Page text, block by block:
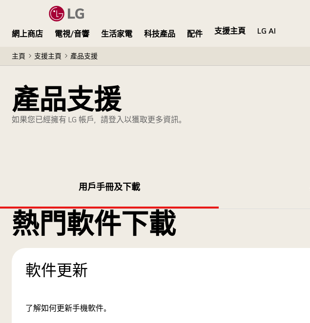
網上商店 電視/音響 生活家電 科技產品 配件 支援主頁
LG AI
主頁 支援主頁 產品支援
產品支援
如果您已經擁有 LG 帳戶，請登入以獲取更多資訊。
用戶手冊及下載
熱門軟件下載
軟件更新
了解如何更新手機軟件。